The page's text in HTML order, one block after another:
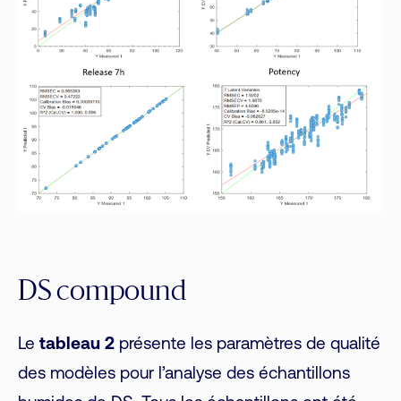
DS compound
Le tableau 2 présente les paramètres de qualité
des modèles pour l’analyse des échantillons